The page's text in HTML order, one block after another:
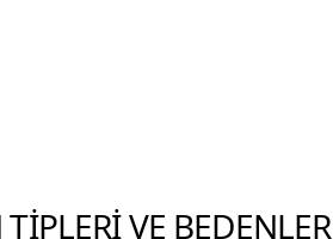
VE BEDENLER